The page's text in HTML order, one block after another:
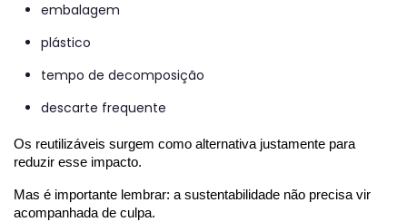
embalagem
plástico
tempo de decomposição
descarte frequente
Os reutilizáveis surgem como alternativa justamente para
reduzir esse impacto.
Mas é importante lembrar: a sustentabilidade não precisa vir
acompanhada de culpa.